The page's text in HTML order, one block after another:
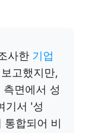
사한 기업
고했지만,
측면에서 성
기서 '성
통합되어 비